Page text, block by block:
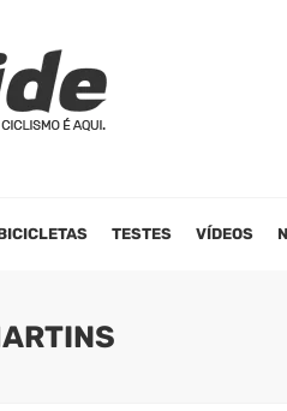
TESTES VÍDEOS